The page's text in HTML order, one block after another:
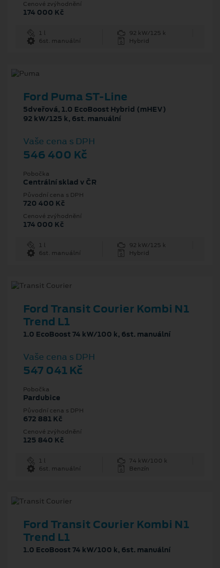
Cenové zvýhodnění
174 000 Kč
1 l
92 kW/125 k
6st. manuální
Hybrid
Ford Puma ST-Line
5dveřová, 1.0 EcoBoost Hybrid (mHEV)
92 kW/125 k, 6st. manuální
Vaše cena s DPH
546 400 Kč
Pobočka
Centrální sklad v ČR
Původní cena s DPH
720 400 Kč
Cenové zvýhodnění
174 000 Kč
1 l
92 kW/125 k
6st. manuální
Hybrid
Ford Transit Courier Kombi N1
Trend L1
1.0 EcoBoost 74 kW/100 k, 6st. manuální
Vaše cena s DPH
547 041 Kč
Pobočka
Pardubice
Původní cena s DPH
672 881 Kč
Cenové zvýhodnění
125 840 Kč
1 l
74 kW/100 k
6st. manuální
Benzín
Ford Transit Courier Kombi N1
Trend L1
1.0 EcoBoost 74 kW/100 k, 6st. manuální